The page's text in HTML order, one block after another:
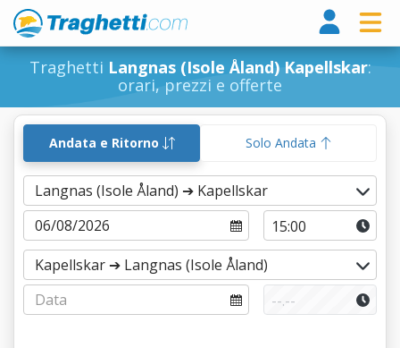
Traghetti Langnas (Isole Åland) Kapellskar:
orari, prezzi e offerte
Andata e Ritorno Solo Andata